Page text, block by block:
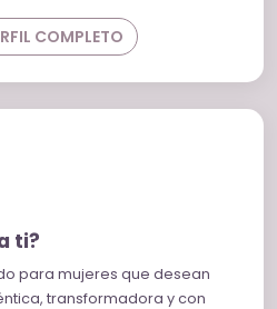
COMPLETO
ti?
para mujeres que desean
transformadora y con